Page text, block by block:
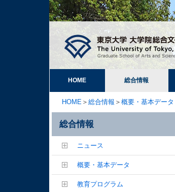
HOME 総合情報
HOME ＞ 総合情報 ＞ 概要・基本データ
総合情報
ニュース
概要・基本データ
教育プログラム